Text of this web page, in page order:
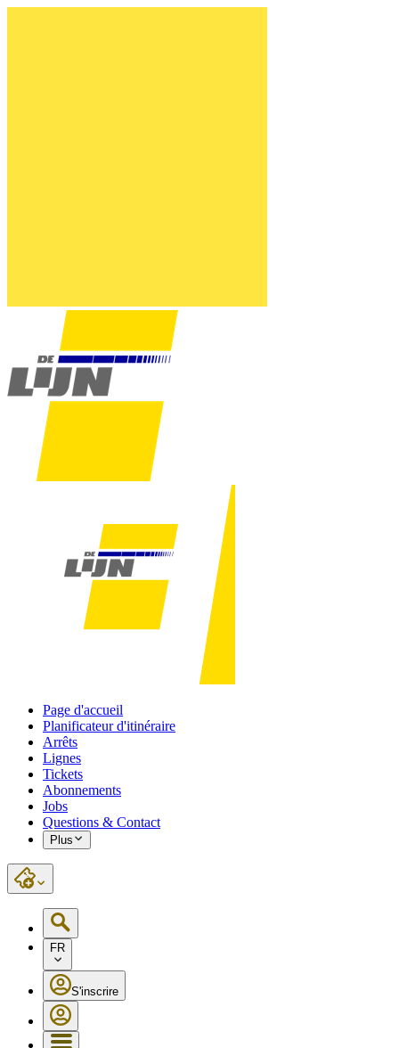
Page d'accueil
Planificateur d'itinéraire
Arrêts
Lignes
Tickets
Abonnements
Jobs
Questions & Contact
Plus
FR
S'inscrire